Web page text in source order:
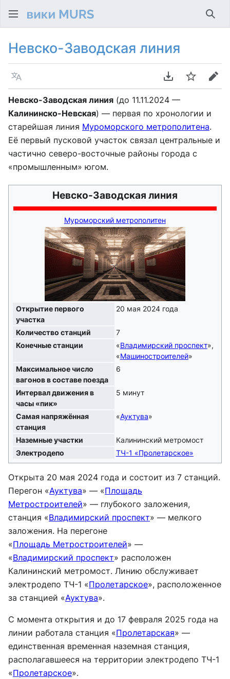
Невско-Заводская линия
Язык Скачать PDF
Следить
Невско-Заводская линия (до 11.11.2024 —
Калининско-Невская) — первая по хронологии и
старейшая линия Муроморского метрополитена.
Её первый пусковой участок связал центральные и
частично северо-восточные районы города с
«промышленным» югом.
Невско-Заводская линия
Муроморский метрополитен
Открытие первого
участка
20 мая 2024 года
Количество станций
7
Конечные станции
«Владимирский проспект»,
«Машиностроителей»
Максимальное число
вагонов в составе поезда
6
Интервал движения в
часы «пик»
5 минут
Самая напряжённая
станция
«Ауктува»
Наземные участки
Калининский метромост
Электродепо
ТЧ-1 «Пролетарское»
Открыта 20 мая 2024 года и состоит из 7 станций.
Перегон «Ауктува» — «Площадь
Метростроителей» — глубокого заложения,
станция «Владимирский проспект» — мелкого
заложения. На перегоне
«Площадь Метростроителей» —
«Владимирский проспект» расположен
Калининский метромост. Линию обслуживает
электродепо ТЧ-1 «Пролетарское», расположенное
за станцией «Ауктува».
С момента открытия и до 17 февраля 2025 года на
линии работала станция «Пролетарская» —
единственная временная наземная станция,
располагавшееся на территории электродепо ТЧ-1
«Пролетарское».